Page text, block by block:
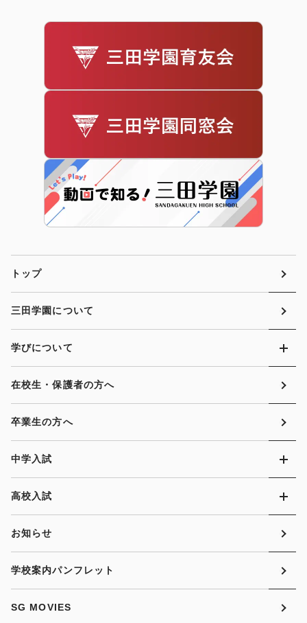
トップ
三田学園について
学びについて
在校生・保護者の方へ
卒業生の方へ
中学入試
高校入試
お知らせ
学校案内パンフレット
SG MOVIES